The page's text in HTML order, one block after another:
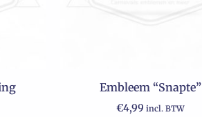
Embleem “Snapte”
€4,99 incl. BTW